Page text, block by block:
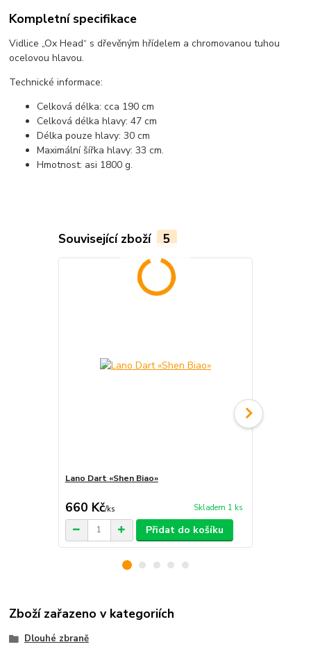
Kompletní specifikace
Vidlice „Ox Head“ s dřevěným hřídelem a chromovanou tuhou
ocelovou hlavou.
Technické informace:
Celková délka: cca 190 cm
Celková délka hlavy: 47 cm
Délka pouze hlavy: 30 cm
Maximální šířka hlavy: 33 cm.
Hmotnost: asi 1800 g.
Související zboží 5
Lano Dart «Shen Biao»
660 Kč/ks Skladem 1 ks
Přidat do košíku
Zboží zařazeno v kategoriích
Dlouhé zbraně